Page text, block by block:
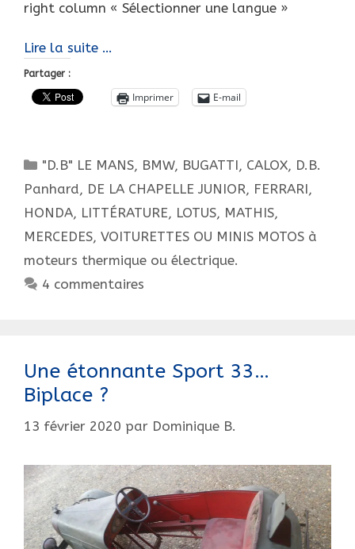
right column « Sélectionner une langue »
Lire la suite …
des
voitures
pour
enfants,
les
vol.1
Partager :
Imprimer E-mail
Catégories
"D.B" LE MANS, BMW, BUGATTI, CALOX, D.B.
Panhard, DE LA CHAPELLE JUNIOR, FERRARI,
HONDA, LITTÉRATURE, LOTUS, MATHIS,
MERCEDES, VOITURETTES OU MINIS MOTOS à
moteurs thermique ou électrique.
4 commentaires
Une étonnante Sport 33…
Biplace ?
13 février 2020 par Dominique B.